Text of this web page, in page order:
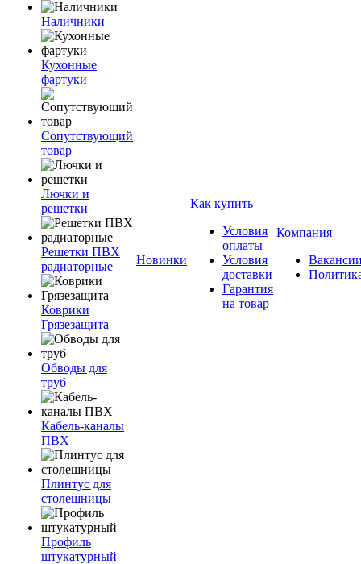
Наличники
Кухонные
фартуки
Сопутствующий
товар
Лючки и
решетки
Решетки ПВХ
радиаторные
Коврики
Грязезащита
Обводы для
труб
Кабель-каналы
ПВХ
Плинтус для
столешницы
Профиль
штукатурный
Новинки
Как купить
Условия
оплаты
Условия
доставки
Гарантия
на товар
Компания